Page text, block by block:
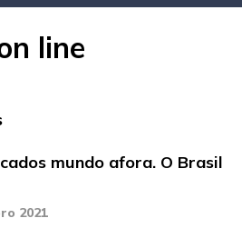
line
mundo afora. O Brasil
2021